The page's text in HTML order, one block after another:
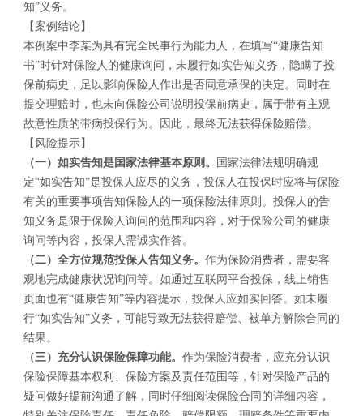
知”义务。
【案例结论】
本例案中李某为具有完全民事行为能力人，在填写“健康告知
书”时针对保险人的健康询问，未履行如实告知义务，隐瞒了投
保前病史，足以影响保险人作出是否同意承保的决定。同时在
提交理赔时，也未向保险公司说明投保前病史，属于带有主观
故意性质的带病投保行为。因此，最终无法获得保险赔偿。
【风险提示】
（一）如实告知是国家法律基本原则。
国家法律法规明确规
定“如实告知”是投保人应尽的义务，投保人在投保时应将与保险
有关的重要事项告知保险人的一项保险法律原则。投保人的告
知义务是限于保险人询问的范围和内容，对于保险公司的健康
询问等内容，投保人需诚实作答。
（二）全方位规范投保人告知义务。 作为保险消费者，需要客
观地完成健康状况询问等。如通过互联网平台投保，线上销售
页面也有“健康告知”等内容提示，投保人应如实回答。如未履
行“如实告知”义务，可能导致无法获得赔偿、被单方解除合同的
结果。
（三）充分认识保险保障功能。 作为保险消费者，应充分认识
保险保障基本权利、保险方案及责任范围等，针对保险产品的
疑问做好提前沟通了解，同时仔细阅读保险合同的详细内容，